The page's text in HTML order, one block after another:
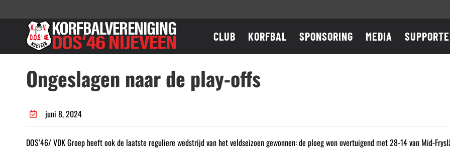
naar
CLUB KORFBAL SPONSORING MEDIA
Ongeslagen naar de play-offs
juni 8, 2024
DOS’46/ VDK Groep heeft ook de laatste reguliere wedstrijd van het veldseizoen gewonnen: de ploeg won overtuigend met 28-14 van Mid-